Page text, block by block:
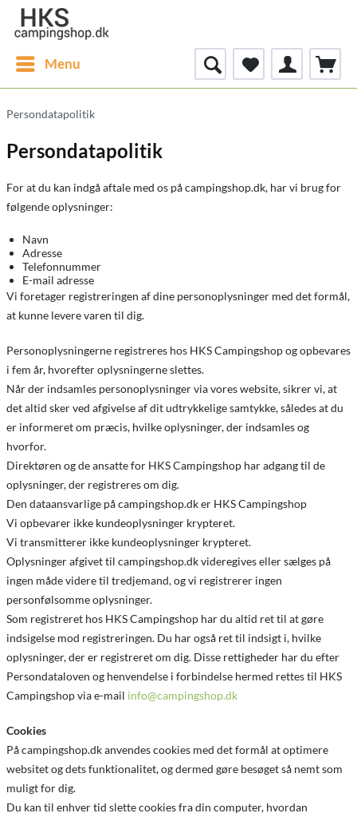
Menu
Persondatapolitik
Persondatapolitik
For at du kan indgå aftale med os på campingshop.dk, har vi brug for
følgende oplysninger:
Navn
Adresse
Telefonnummer
E-mail adresse
Vi foretager registreringen af dine personoplysninger med det formål,
at kunne levere varen til dig.
Personoplysningerne registreres hos HKS Campingshop og opbevares
i fem år, hvorefter oplysningerne slettes.
Når der indsamles personoplysninger via vores website, sikrer vi, at
det altid sker ved afgivelse af dit udtrykkelige samtykke, således at du
er informeret om præcis, hvilke oplysninger, der indsamles og
hvorfor.
Direktøren og de ansatte for HKS Campingshop har adgang til de
oplysninger, der registreres om dig.
Den dataansvarlige på campingshop.dk er HKS Campingshop
Vi opbevarer ikke kundeoplysninger krypteret.
Vi transmitterer ikke kundeoplysninger krypteret.
Oplysninger afgivet til campingshop.dk videregives eller sælges på
ingen måde videre til tredjemand, og vi registrerer ingen
personfølsomme oplysninger.
Som registreret hos HKS Campingshop har du altid ret til at gøre
indsigelse mod registreringen. Du har også ret til indsigt i, hvilke
oplysninger, der er registreret om dig. Disse rettigheder har du efter
Persondataloven og henvendelse i forbindelse hermed rettes til HKS
Campingshop via e-mail info@campingshop.dk
Cookies
På campingshop.dk anvendes cookies med det formål at optimere
websitet og dets funktionalitet, og dermed gøre besøget så nemt som
muligt for dig.
Du kan til enhver tid slette cookies fra din computer, hvordan